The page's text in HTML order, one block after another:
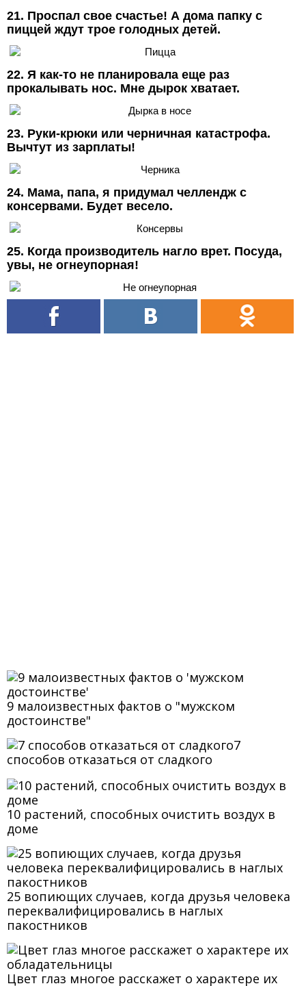
21. Проспал свое счастье! А дома папку с
пиццей ждут трое голодных детей.
22. Я как-то не планировала еще раз
прокалывать нос. Мне дырок хватает.
23. Руки-крюки или черничная катастрофа.
Вычтут из зарплаты!
24. Мама, папа, я придумал челлендж с
консервами. Будет весело.
25. Когда производитель нагло врет. Посуда,
увы, не огнеупорная!
9 малоизвестных фактов о "мужском
достоинстве"
7
способов отказаться от сладкого
10 растений, способных очистить воздух в
доме
25 вопиющих случаев, когда друзья человека
переквалифицировались в наглых
пакостников
Цвет глаз многое расскажет о характере их